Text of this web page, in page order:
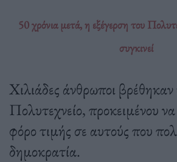
50 χρόνια μετά, η εξέγερση του
συγκινεί
Χιλιάδες άνθρωποι
Πολυτεχνείο, προκειμένου
φόρο τιμής σε αυτούς που
δημοκρατία.